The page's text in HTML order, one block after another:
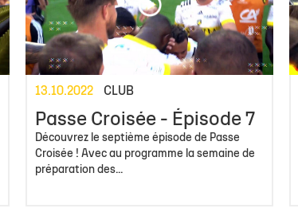
13.10.2022 CLUB
Passe Croisée - Épisode 7
Découvrez le septième épisode de Passe
Croisée ! Avec au programme la semaine de
préparation des...